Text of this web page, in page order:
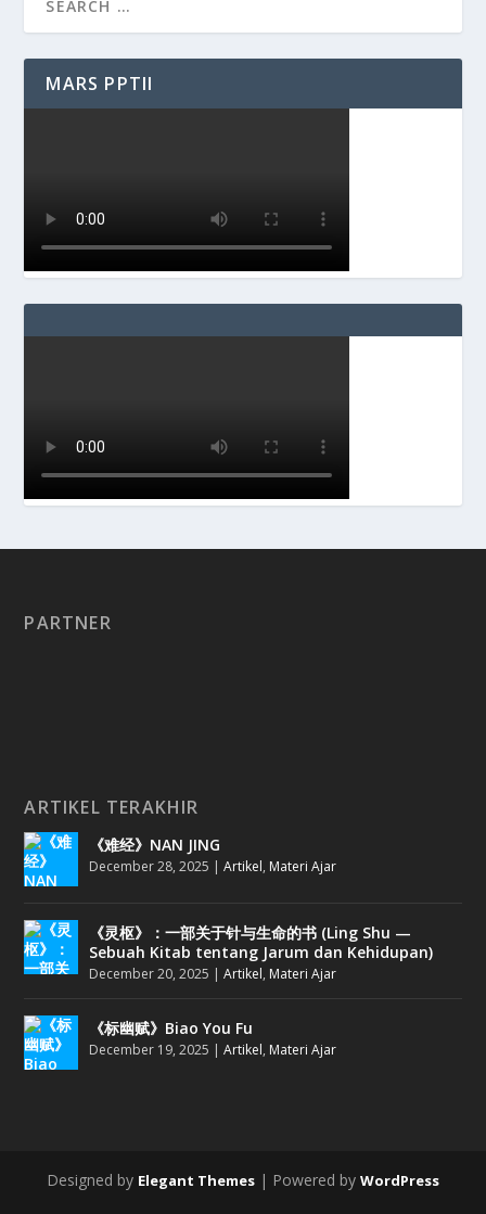
MARS PPTII
PARTNER
ARTIKEL TERAKHIR
《难经》NAN JING
December 28, 2025 |Artikel, Materi Ajar
《灵枢》：一部关于针与生命的书 (Ling Shu —
Sebuah Kitab tentang Jarum dan Kehidupan)
December 20, 2025 |Artikel, Materi Ajar
《标幽赋》Biao You Fu
December 19, 2025 |Artikel, Materi Ajar
Designed by Elegant Themes | Powered by WordPress